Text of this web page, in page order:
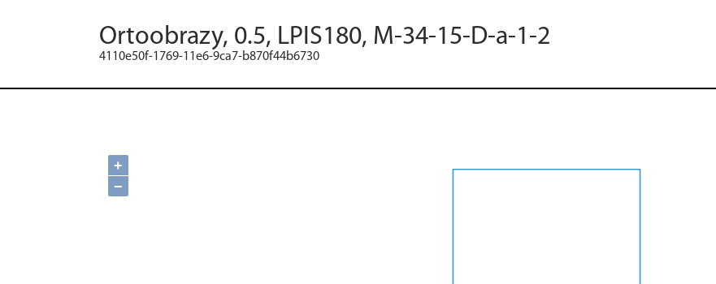
Ortoobrazy, 0.5, LPIS180, M-34-15-D-a-1-2
4110e50f-1769-11e6-9ca7-b870f44b6730
+
−